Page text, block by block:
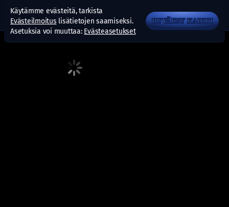
Käytämme evästeitä, tarkista
Evästeilmoitus lisätietojen saamiseksi.
Asetuksia voi muuttaa: Evästeasetukset
HYVÄKSY KAIKKI